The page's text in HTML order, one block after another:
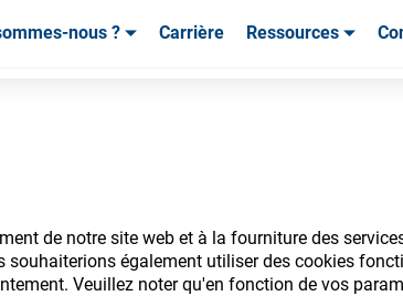
de notre site web et à la fourniture des
également utiliser des cookies
Veuillez noter qu'en fonction de vos
nous ? Carrière Ressources
ophtalmiques